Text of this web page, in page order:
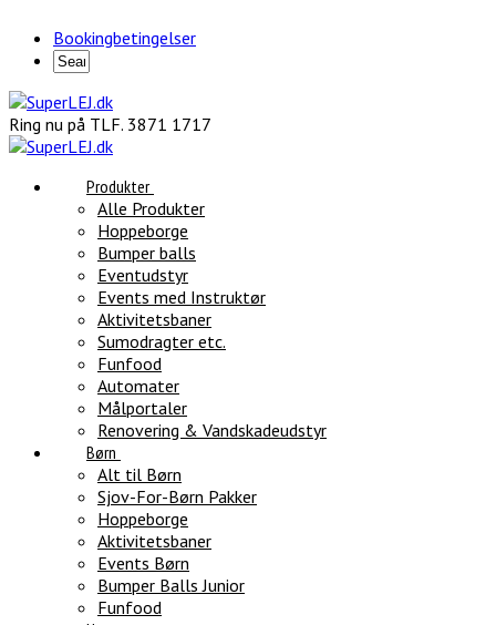
Bookingbetingelser
Ring nu på TLF. 3871 1717
Produkter
Alle Produkter
Hoppeborge
Bumper balls
Eventudstyr
Events med Instruktør
Aktivitetsbaner
Sumodragter etc.
Funfood
Automater
Målportaler
Renovering & Vandskadeudstyr
Børn
Alt til Børn
Sjov-For-Børn Pakker
Hoppeborge
Aktivitetsbaner
Events Børn
Bumper Balls Junior
Funfood